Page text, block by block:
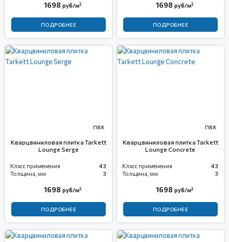
1698 руб/м2
ПОДРОБНЕЕ
1698 руб/м2
ПОДРОБНЕЕ
ПВХ
Кварцвиниловая плитка Tarkett
Lounge Serge
Класс применения
43
Толщина, мм
3
1698 руб/м2
ПОДРОБНЕЕ
ПВХ
Кварцвиниловая плитка Tarkett
Lounge Concrete
Класс применения
43
Толщина, мм
3
1698 руб/м2
ПОДРОБНЕЕ